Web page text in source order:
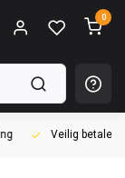
0
Veilig betalen